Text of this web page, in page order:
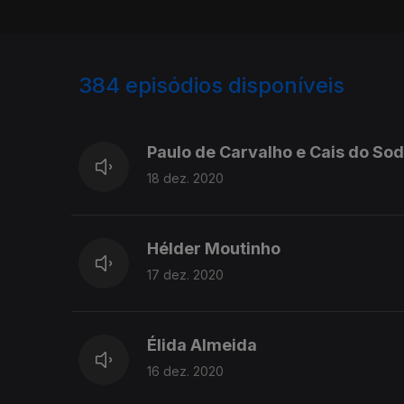
384 episódios disponíveis
Paulo de Carvalho e Cais do
18 dez. 2020
Hélder Moutinho
17 dez. 2020
Élida Almeida
16 dez. 2020